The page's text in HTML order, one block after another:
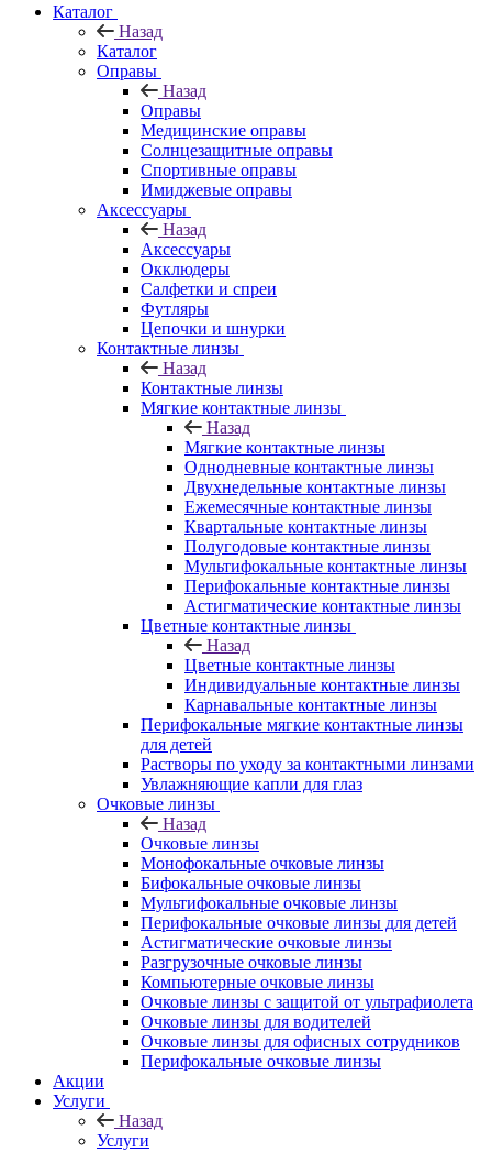
Каталог
Назад
Каталог
Оправы
Назад
Оправы
Медицинские оправы
Солнцезащитные оправы
Спортивные оправы
Имиджевые оправы
Аксессуары
Назад
Аксессуары
Окклюдеры
Салфетки и спреи
Футляры
Цепочки и шнурки
Контактные линзы
Назад
Контактные линзы
Мягкие контактные линзы
Назад
Мягкие контактные линзы
Однодневные контактные линзы
Двухнедельные контактные линзы
Ежемесячные контактные линзы
Квартальные контактные линзы
Полугодовые контактные линзы
Мультифокальные контактные линзы
Перифокальные контактные линзы
Астигматические контактные линзы
Цветные контактные линзы
Назад
Цветные контактные линзы
Индивидуальные контактные линзы
Карнавальные контактные линзы
Перифокальные мягкие контактные линзы
для детей
Растворы по уходу за контактными линзами
Увлажняющие капли для глаз
Очковые линзы
Назад
Очковые линзы
Монофокальные очковые линзы
Бифокальные очковые линзы
Мультифокальные очковые линзы
Перифокальные очковые линзы для детей
Астигматические очковые линзы
Разгрузочные очковые линзы
Компьютерные очковые линзы
Очковые линзы с защитой от ультрафиолета
Очковые линзы для водителей
Очковые линзы для офисных сотрудников
Перифокальные очковые линзы
Акции
Услуги
Назад
Услуги